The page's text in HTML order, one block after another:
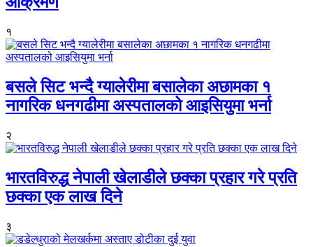
१
बसले सिट भन्दै ग्यालेरीमा बसालेका अछामका १
नागरिक धनगढीमा अस्पतालको आइसियुमा भर्ना
२
भारतविरुद्ध नेपाली खेलाडीले छक्का प्रहार गरे प्रति
छक्का एक लाख दिने
३